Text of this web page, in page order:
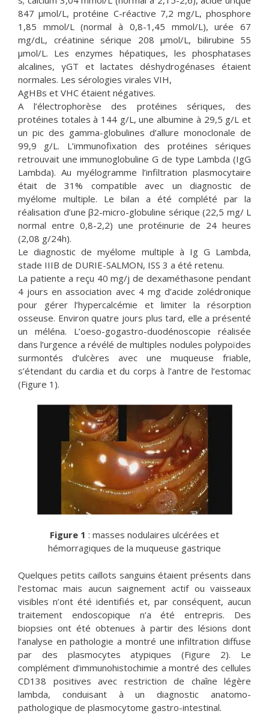
847 μmol/L, protéine C-réactive 7,2 mg/L, phosphore
1,85 mmol/L (normal à 0,8-1,45 mmol/L), urée 67
mg/dL, créatinine sérique 208 μmol/L, bilirubine 55
μmol/L. Les enzymes hépatiques, les phosphatases
alcalines, γGT et lactates déshydrogénases étaient
normales. Les sérologies virales VIH,
AgHBs et VHC étaient négatives.
A l’électrophorèse des protéines sériques, des
protéines totales à 144 g/L, une albumine à 29,5 g/L et
un pic des gamma-globulines d’allure monoclonale de
99,9 g/L. L’immunofixation des protéines sériques
retrouvait une immunoglobuline G de type Lambda (IgG
Lambda). Au myélogramme l’infiltration plasmocytaire
était de 31% compatible avec un diagnostic de
myélome multiple. Le bilan a été complété par la
réalisation d’une β2-micro-globuline sérique (22,5 mg/ L
normal entre 0,8-2,2) une protéinurie de 24 heures
(2,08 g/24h).
Le diagnostic de myélome multiple à Ig G Lambda,
stade IIIB de DURIE-SALMON, ISS 3 a été retenu.
La patiente a reçu 40 mg/j de dexaméthasone pendant
4 jours en association avec 4 mg d’acide zolédronique
pour gérer l’hypercalcémie et limiter la résorption
osseuse. Environ quatre jours plus tard, elle a présenté
un méléna. L’oeso-gogastro-duodénoscopie réalisée
dans l’urgence a révélé de multiples nodules polypoïdes
surmontés d’ulcères avec une muqueuse friable,
s’étendant du cardia et du corps à l’antre de l’estomac
(Figure 1).
Figure 1 : masses nodulaires ulcérées et
hémorragiques de la muqueuse gastrique
Quelques petits caillots sanguins étaient présents dans
l’estomac mais aucun saignement actif ou vaisseaux
visibles n’ont été identifiés et, par conséquent, aucun
traitement endoscopique n’a été entrepris. Des
biopsies ont été obtenues à partir des lésions dont
l’analyse en pathologie a montré une infiltration diffuse
par des plasmocytes atypiques (Figure 2). Le
complément d’immunohistochimie a montré des cellules
CD138 positives avec restriction de chaîne légère
lambda, conduisant à un diagnostic anatomo-
pathologique de plasmocytome gastro-intestinal.